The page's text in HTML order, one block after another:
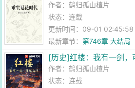
作者：鹤归孤山楂片
状态：连载
更新时间：09-01 02:45:58
最新章节：第746章 大结局
[历史]红楼：我有一剑，
作者：鹤归孤山楂片
状态：连载